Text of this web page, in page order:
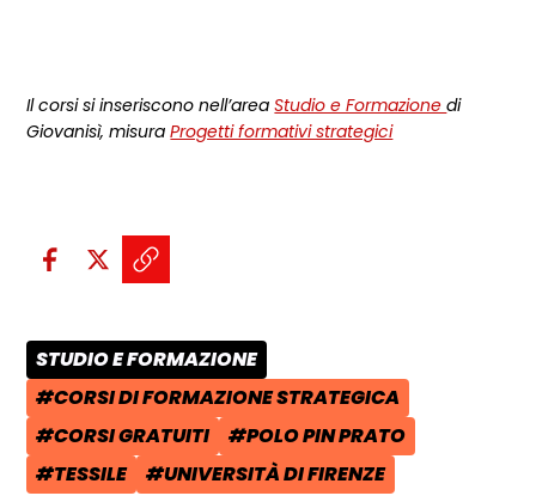
Il corsi si inseriscono nell’areaStudio e Formazionedi
Giovanisì, misuraProgetti formativi strategici
Condividi sui social:
Condividi su Facebook - apre
Condividi su X - apre una
Copia il link e condividi -
CATEGORIA POST:
STUDIO E FORMAZIONE
TAG:
#CORSI DI FORMAZIONE STRATEGICA
TAG:
#CORSI GRATUITI TAG:
#POLO PIN PRATO
TAG:
#TESSILE TAG:
#UNIVERSITÀ DI FIRENZE